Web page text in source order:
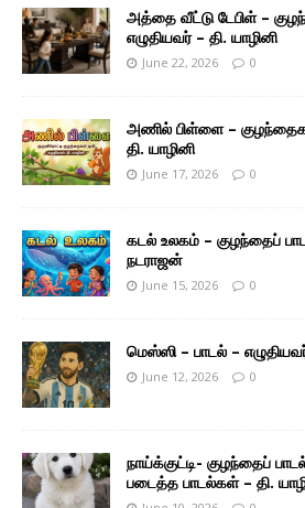
அத்தை வீட்டு டேபிள் –
எழுதியவர் – தி. யாழினி
June 22, 2026 0
அணில் பிள்ளை –
தி. யாழினி
June 17, 2026 0
கடல் உலகம் – குழந்தைப்
நடராஜன்
June 15, 2026 0
மெஸ்ஸி – பாடல் –
June 12, 2026 0
நாய்க்குட்டி- குழந்தைப்
படைத்த பாடல்கள் – தி.